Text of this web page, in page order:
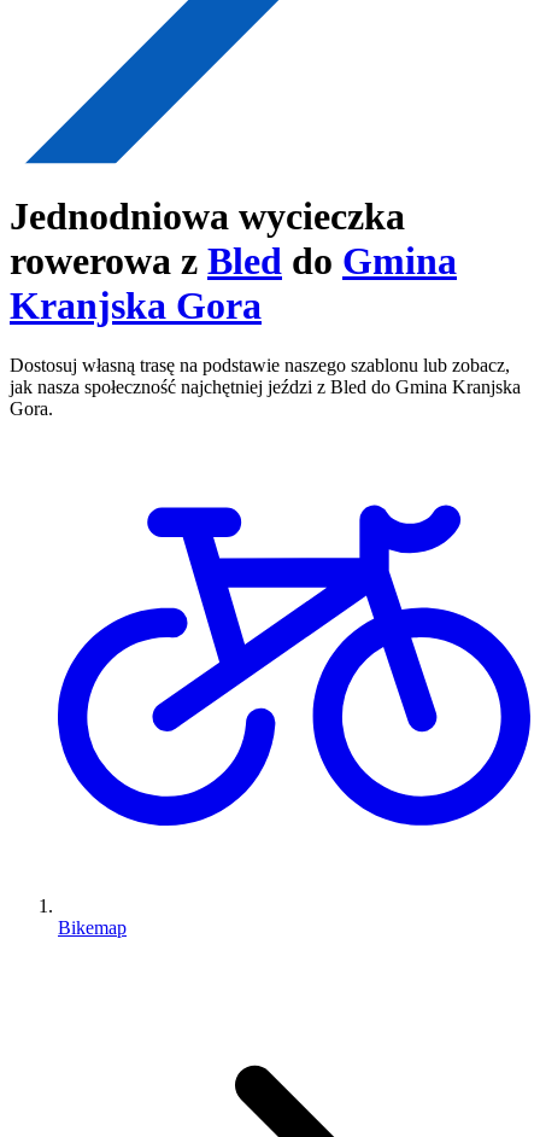
Jednodniowa wycieczka
rowerowa z Bled do Gmina
Kranjska Gora
Dostosuj własną trasę na podstawie naszego szablonu lub zobacz,
jak nasza społeczność najchętniej jeździ z Bled do Gmina Kranjska
Gora.
Bikemap